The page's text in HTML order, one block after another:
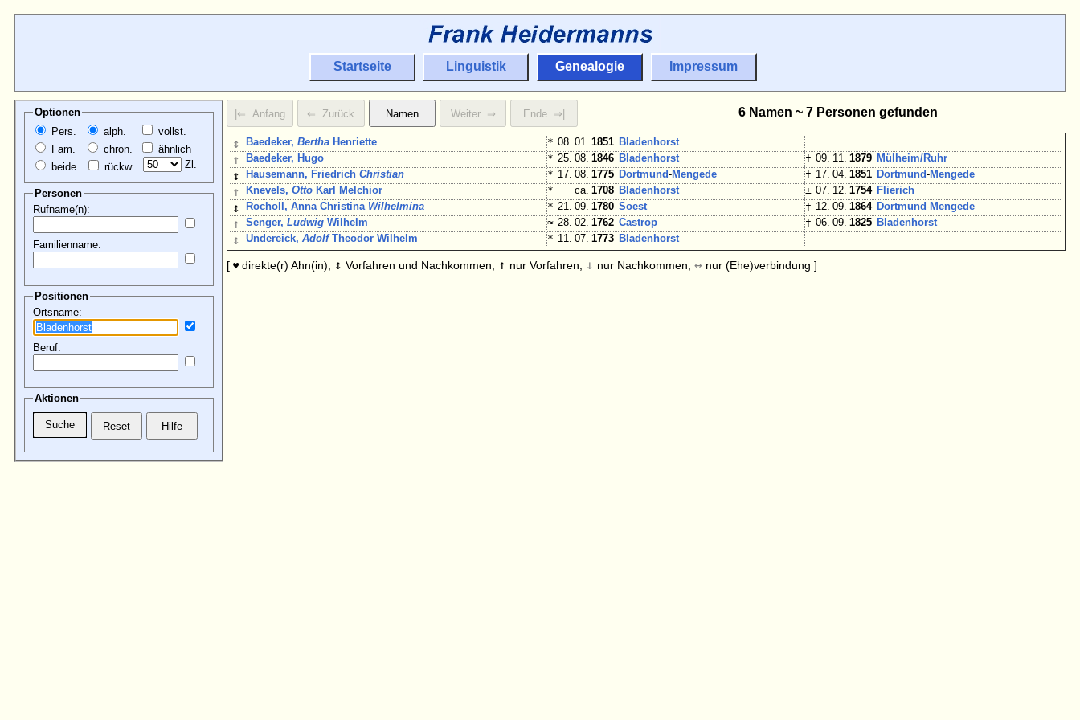
Startseite Linguistik Genealogie Impressum
Optionen
Pers.
Fam.
beide
alph.
chron.
rückw.
vollst.
ähnlich
Zl.
Personen
Rufname(n):
Familienname:
Positionen
Ortsname:
Beruf:
Aktionen
6 Namen ~ 7 Personen gefunden
↕ Baedeker,Bertha Henriette * 08. 01. 1851 Bladenhorst
↑ Baedeker, Hugo * 25. 08. 1846 Bladenhorst † 09. 11. 1879 Mülheim/Ruhr
↕ Hausemann, FriedrichChristian * 17. 08. 1775 Dortmund-Mengede † 17. 04. 1851 Dortmund-Mengede
↑ Knevels,Otto Karl Melchior * ca. 1708 Bladenhorst ± 07. 12. 1754 Flierich
↕ Rocholl, Anna Christina Wilhelmina * 21. 09. 1780 Soest † 12. 09. 1864 Dortmund-Mengede
↑ Senger,Ludwig Wilhelm ≈ 28. 02. 1762 Castrop † 06. 09. 1825 Bladenhorst
↕ Undereick,AdolfTheodor Wilhelm * 11. 07. 1773 Bladenhorst
[ ♥ direkte(r) Ahn(in), ↕ Vorfahren und Nachkommen, ↑ nur Vorfahren, ↓ nur Nachkommen, ↔ nur (Ehe)verbindung ]